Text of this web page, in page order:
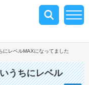
にレベルMAXになってました
うちにレベル